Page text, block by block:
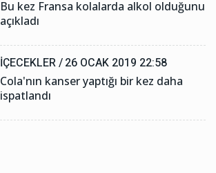
Bu kez Fransa kolalarda alkol olduğunu
açıkladı
İÇECEKLER /26 OCAK 2019 22:58
Cola'nın kanser yaptığı bir kez daha
ispatlandı